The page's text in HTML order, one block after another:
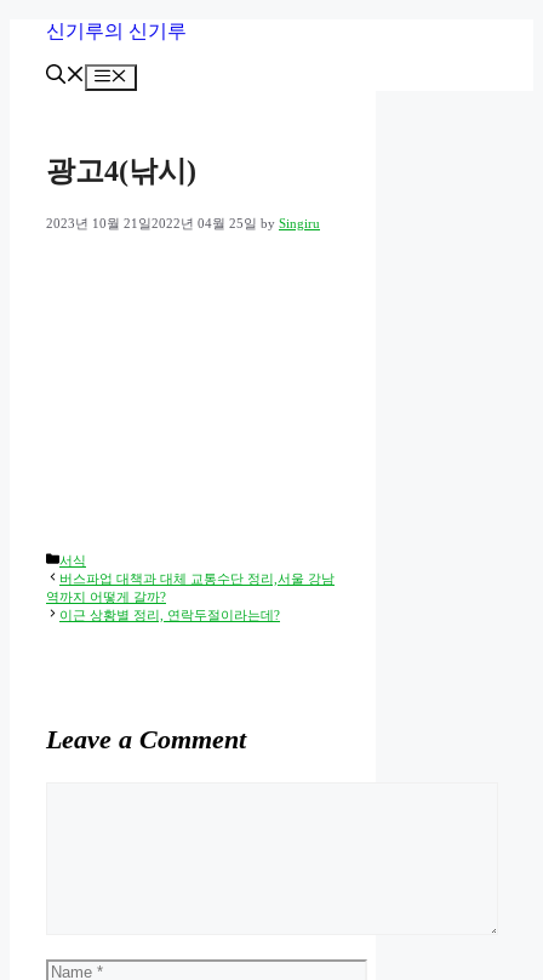
content
신기루의 신기루
Menu
광고4(낚시)
2023년 10월 21일2022년 04월 25일 by Singiru
Categories
서식
버스파업 대책과 대체 교통수단 정리,서울 강남
역까지 어떻게 갈까?
이근 상황별 정리, 연락두절이라는데?
Leave a Comment
Name